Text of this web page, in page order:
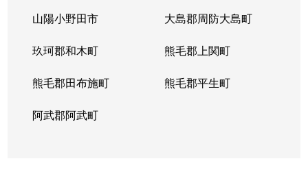
山陽小野田市 大島郡周防大島町
玖珂郡和木町 熊毛郡上関町
熊毛郡田布施町 熊毛郡平生町
阿武郡阿武町